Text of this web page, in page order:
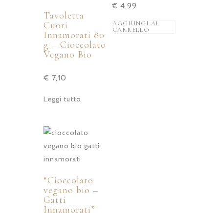
Tavoletta
Cuori
Innamorati 80
g – Cioccolato
Vegano Bio
€ 7,10
Leggi tutto
€ 4,99
AGGIUNGI AL
CARRELLO
“Cioccolato
vegano bio –
Gatti
Innamorati”